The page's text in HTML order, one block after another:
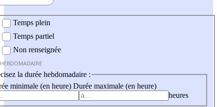
Temps plein
Temps partiel
Non renseignée
la durée hebdomadaire :
minimale (en heure) Durée maximale (en heure)
heures